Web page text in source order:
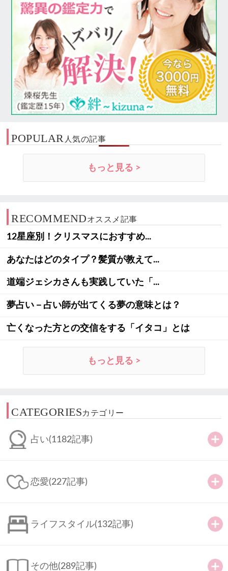
POPULAR人気の記事
もっと見る >
RECOMMENDオススメ記事
12星座別！クリスマスにおすすめ...
あなたはどのタイプ？髪質が教えて...
道端ジェシカさんも実践していた「...
夢占い－占い師が出てくる夢の意味とは？
亡くなった方との交信をする「イタコ」とは
もっと見る >
CATEGORIESカテゴリー
占い(1182記事)
恋愛(227記事)
ライフスタイル(132記事)
その他(289記事)